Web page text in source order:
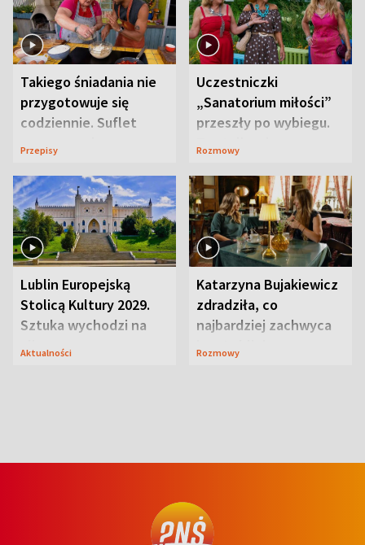
Takiego śniadania nie
przygotowuje się
codziennie. Suflet
serowy zachwyca
Przepisy
Uczestniczki
„Sanatorium miłości”
przeszły po wybiegu.
Te stylizacje
Rozmowy
Lublin Europejską
Stolicą Kultury 2029.
Sztuka wychodzi na
ulice
Aktualności
Katarzyna Bujakiewicz
zdradziła, co
najbardziej zachwyca
ją w Lublinie
Rozmowy